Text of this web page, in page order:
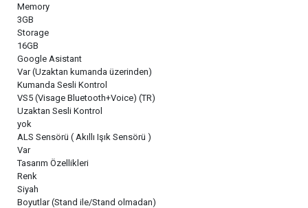
Memory
3GB
Storage
16GB
Google Asistant
Var (Uzaktan kumanda üzerinden)
Kumanda Sesli Kontrol
VS5 (Visage Bluetooth+Voice) (TR)
Uzaktan Sesli Kontrol
yok
ALS Sensörü ( Akıllı Işık Sensörü )
Var
Tasarım Özellikleri
Renk
Siyah
Boyutlar (Stand ile/Stand olmadan)